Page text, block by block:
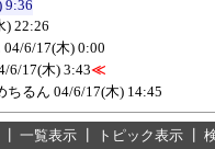
9:36
) 22:26
04/6/17(木) 0:00
6/17(木) 3:43≪
ちるん 04/6/17(木) 14:45
一覧表示 トピック表示